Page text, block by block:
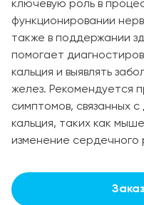
ключевую роль в
функционировании
также в поддержании
помогает
кальция и выявлять
желез. Рекомендуется
симптомов, связанных
кальция, таких как
изменение сердечного